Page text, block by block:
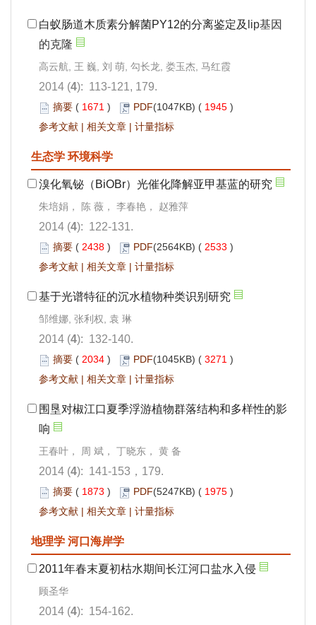
白蚁肠道木质素分解菌PY12的分离鉴定及 lip基因
的克隆
高云航, 王 巍, 刘 萌, 勾长龙, 娄玉杰, 马红霞
2014 (4): 113-121, 179.
摘要 ( 1671 ) PDF(1047KB) ( 1945 )
参考文献 | 相关文章 | 计量指标
生态学 环境科学
溴化氧铋（BiOBr）光催化降解亚甲基蓝的研究
朱培娟， 陈 薇， 李春艳， 赵雅萍
2014 (4): 122-131.
摘要 ( 2438 ) PDF(2564KB) ( 2533 )
参考文献 | 相关文章 | 计量指标
基于光谱特征的沉水植物种类识别研究
邹维娜, 张利权, 袁 琳
2014 (4): 132-140.
摘要 ( 2034 ) PDF(1045KB) ( 3271 )
参考文献 | 相关文章 | 计量指标
围垦对椒江口夏季浮游植物群落结构和多样性的影
响
王春叶， 周 斌， 丁晓东， 黄 备
2014 (4): 141-153，179.
摘要 ( 1873 ) PDF(5247KB) ( 1975 )
参考文献 | 相关文章 | 计量指标
地理学 河口海岸学
2011年春末夏初枯水期间长江河口盐水入侵
顾圣华
2014 (4): 154-162.